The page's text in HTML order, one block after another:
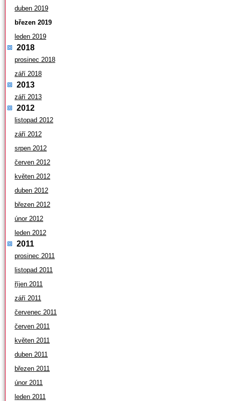
duben 2019
březen 2019
leden 2019
2018
prosinec 2018
září 2018
2013
září 2013
2012
listopad 2012
září 2012
srpen 2012
červen 2012
květen 2012
duben 2012
březen 2012
únor 2012
leden 2012
2011
prosinec 2011
listopad 2011
říjen 2011
září 2011
červenec 2011
červen 2011
květen 2011
duben 2011
březen 2011
únor 2011
leden 2011